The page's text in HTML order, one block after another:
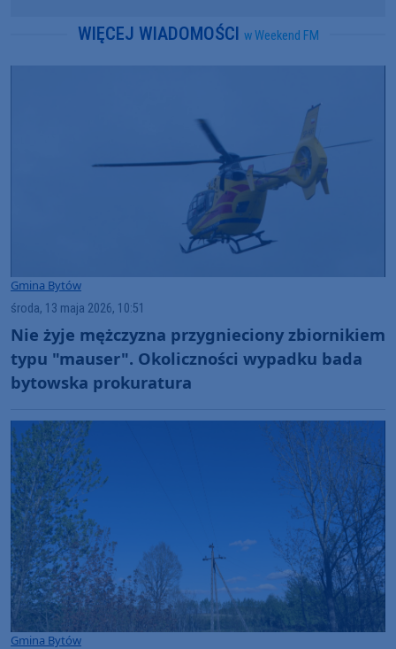
WIĘCEJ WIADOMOŚCI w Weekend FM
Gmina Bytów
środa, 13 maja 2026, 10:51
Nie żyje mężczyzna przygnieciony zbiornikiem
typu "mauser". Okoliczności wypadku bada
bytowska prokuratura
Gmina Bytów